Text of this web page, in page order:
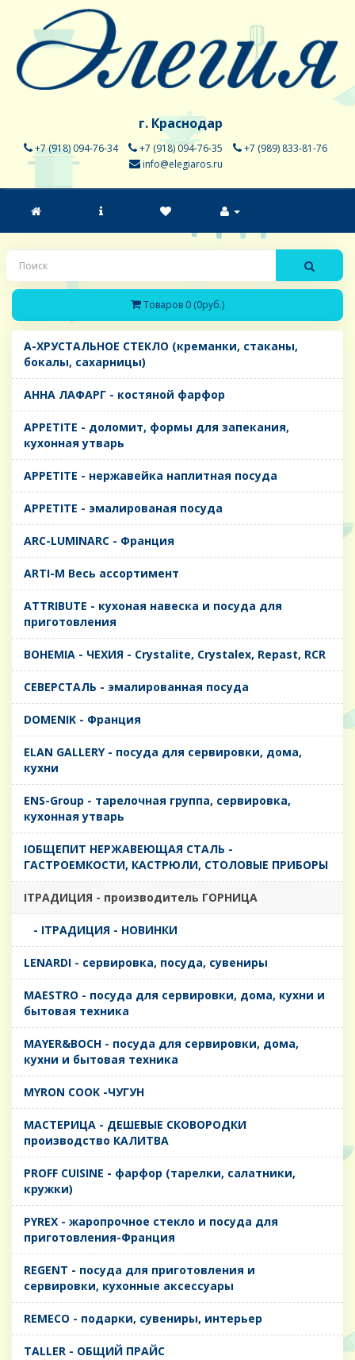
г. Краснодар
+7 (918) 094-76-34 +7 (918) 094-76-35
+7 (989) 833-81-76
info@elegiaros.ru
Товаров 0 (0руб.)
A-ХРУСТАЛЬНОЕ СТЕКЛО (креманки, стаканы,
бокалы, сахарницы)
AHHA ЛАФАРГ - костяной фарфор
APPETITE - доломит, формы для запекания,
кухонная утварь
APPETITE - нержавейка наплитная посуда
APPETITE - эмалированая посуда
ARC-LUMINARC - Франция
ARTI-M Весь ассортимент
ATTRIBUTE - кухоная навеска и посуда для
приготовления
BOHEMIA - ЧЕХИЯ - Crystalite, Crystalex, Repast, RCR
CЕВЕРСТАЛЬ - эмалированная посуда
DOMENIK - Франция
ELAN GALLERY - посуда для сервировки, дома,
кухни
ENS-Group - тарелочная группа, сервировка,
кухонная утварь
IОБЩЕПИТ НЕРЖАВЕЮЩАЯ СТАЛЬ -
ГАСТРОЕМКОСТИ, КАСТРЮЛИ, СТОЛОВЫЕ ПРИБОРЫ
IТРАДИЦИЯ - производитель ГОРНИЦА
- IТРАДИЦИЯ - НОВИНКИ
LENARDI - сервировка, посуда, сувениры
MAESTRO - посуда для сервировки, дома, кухни и
бытовая техника
MAYER&BOCH - посуда для сервировки, дома,
кухни и бытовая техника
MYRON COOK -ЧУГУН
MАСТЕРИЦА - ДЕШЕВЫЕ СКОВОРОДКИ
производство КАЛИТВА
PROFF CUISINE - фарфор (тарелки, салатники,
кружки)
PYREX - жаропрочное стекло и посуда для
приготовления-Франция
REGENT - посуда для приготовления и
сервировки, кухонные аксессуары
REMECO - подарки, сувениры, интерьер
TALLER - ОБЩИЙ ПРАЙС